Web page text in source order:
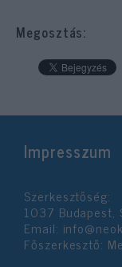
Megosztás:
Impresszum
Szerkesztőség:
1037 Budapest,
Email:
Főszerkesztő: